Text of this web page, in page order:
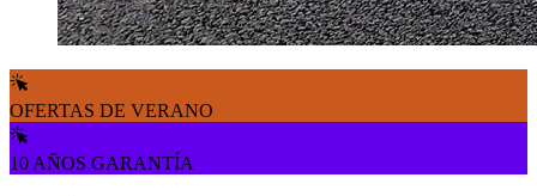
OFERTAS DE VERANO
10 AÑOS GARANTÍA